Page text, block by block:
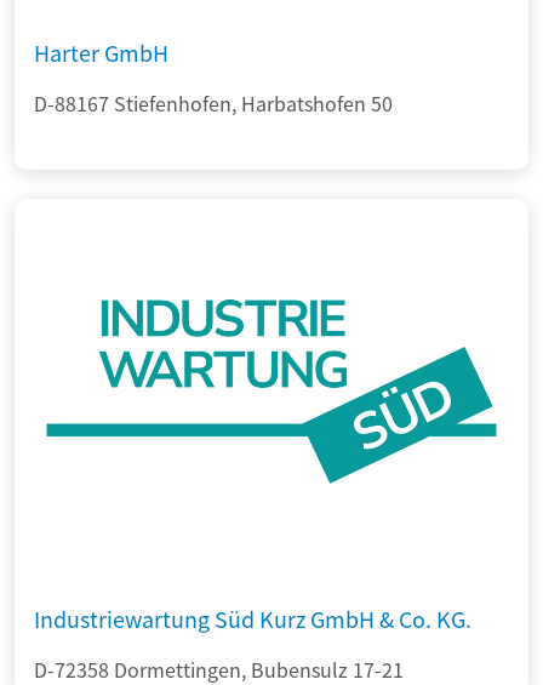
Harter GmbH
D-88167 Stiefenhofen, Harbatshofen 50
Industriewartung Süd Kurz GmbH & Co. KG.
D-72358 Dormettingen, Bubensulz 17-21